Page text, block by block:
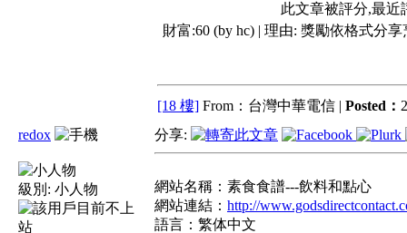
此文章被評分,最近
財富:60 (by hc) | 理由: 獎勵依格式分
[18 樓] From：台灣中華電信 | Posted：
redox
級別: 小人物
分享:
網站名稱：素食食譜---飲料和點心
網站連結： http://
語言：繁体中文